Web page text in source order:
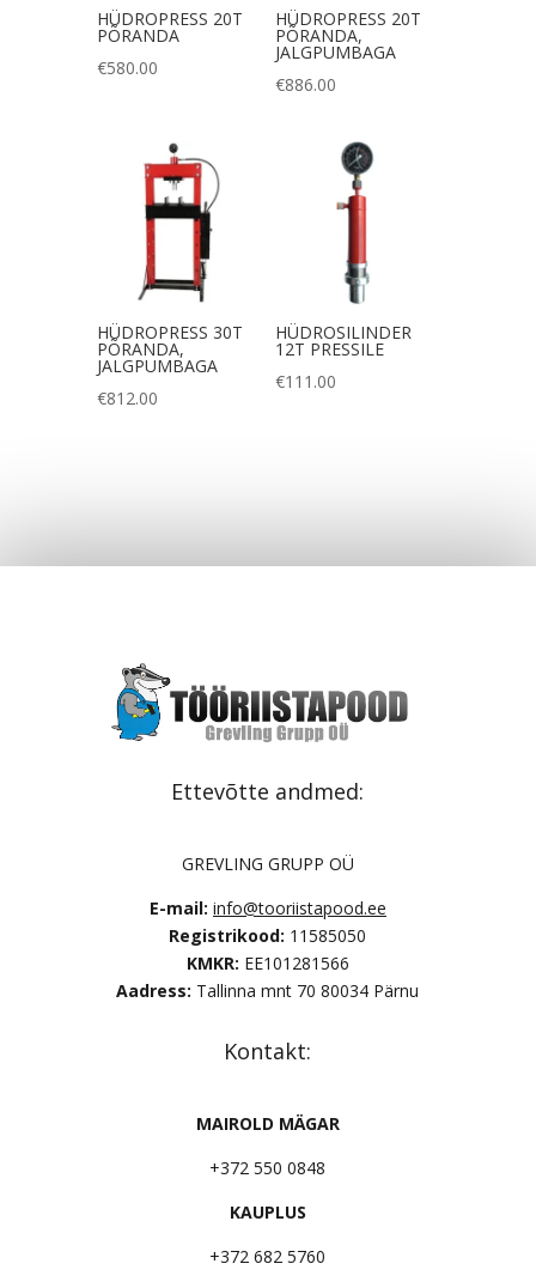
HÜDROPRESS 20T
PÕRANDA
€580.00
HÜDROPRESS 20T
PÕRANDA,
JALGPUMBAGA
€886.00
HÜDROPRESS 30T
PÕRANDA,
JALGPUMBAGA
€812.00
HÜDROSILINDER
12T PRESSILE
€111.00
Ettevõtte andmed:
GREVLING GRUPP OÜ
E-mail: info@tooriistapood.ee
Registrikood: 11585050
KMKR: EE101281566
Aadress: Tallinna mnt 70 80034 Pärnu
Kontakt:
MAIROLD MÄGAR
+372 550 0848
KAUPLUS
+372 682 5760